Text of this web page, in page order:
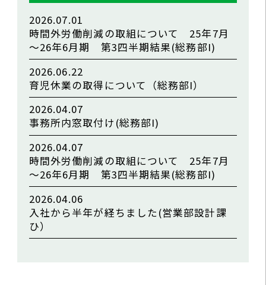
2026.07.01
時間外労働削減の取組について 25年7月
～26年6月期 第3四半期結果(総務部I)
2026.06.22
育児休業の取得について（総務部I）
2026.04.07
事務所内窓取付け(総務部I)
2026.04.07
時間外労働削減の取組について 25年7月
～26年6月期 第3四半期結果(総務部I)
2026.04.06
入社から半年が経ちました(営業部設計課
ひ）